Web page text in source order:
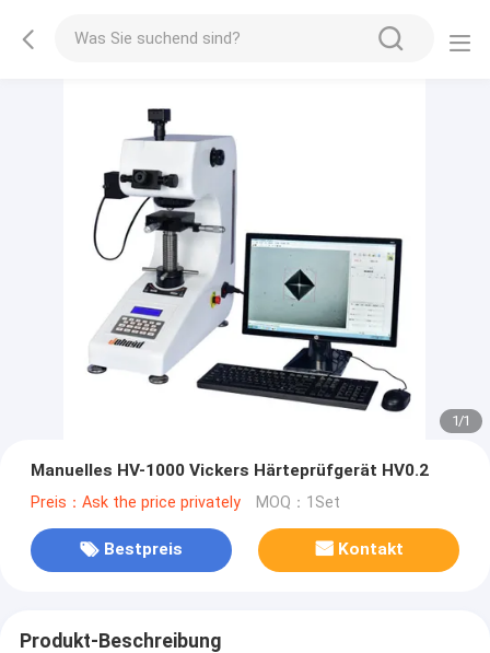
1/1
Manuelles HV-1000 Vickers Härteprüfgerät HV0.2
Preis：Ask the price privately MOQ：1Set
Bestpreis Kontakt
Produkt-Beschreibung